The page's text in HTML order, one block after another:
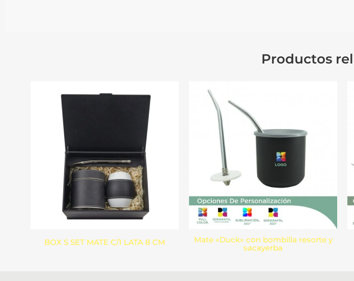
Productos
BOX S SET MATE C/1 LATA 8 CM
Mate «Duck» con bombilla resorte y
sacayerba